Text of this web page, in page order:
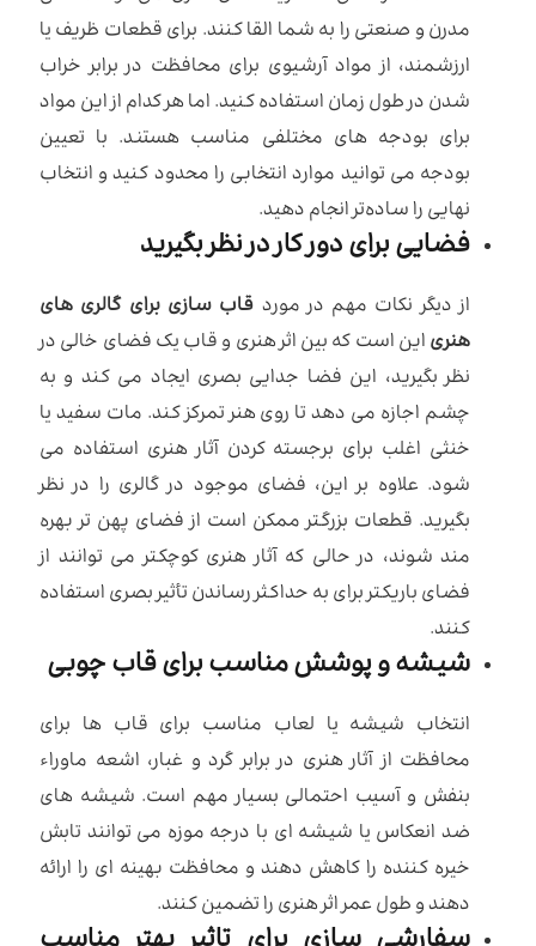
مدرن و صنعتی را به شما القا کنند. برای قطعات ظریف یا
ارزشمند، از مواد آرشیوی برای محافظت در برابر خراب
شدن در طول زمان استفاده کنید. اما هر کدام از این مواد
برای بودجه های مختلفی مناسب هستند. با تعیین
بودجه می توانید موارد انتخابی را محدود کنید و انتخاب
نهایی را ساده‌تر انجام دهید.
فضایی برای دور کار در نظر بگیرید
از دیگر نکات مهم در مورد قاب سازی برای گالری های
هنریاین است که بین اثر هنری و قاب یک فضای خالی در
نظر بگیرید، این فضا جدایی بصری ایجاد می کند و به
چشم اجازه می دهد تا روی هنر تمرکز کند. مات سفید یا
خنثی اغلب برای برجسته کردن آثار هنری استفاده می
شود. علاوه بر این، فضای موجود در گالری را در نظر
بگیرید. قطعات بزرگتر ممکن است از فضای پهن تر بهره
مند شوند، در حالی که آثار هنری کوچکتر می توانند از
فضای باریکتر برای به حداکثر رساندن تأثیر بصری استفاده
کنند.
شیشه و پوشش مناسب برای قاب چوبی
انتخاب شیشه یا لعاب مناسب برای قاب ها برای
محافظت از آثار هنری در برابر گرد و غبار، اشعه ماوراء
بنفش و آسیب احتمالی بسیار مهم است. شیشه های
ضد انعکاس یا شیشه ای با درجه موزه می توانند تابش
خیره کننده را کاهش دهند و محافظت بهینه ای را ارائه
دهند و طول عمر اثر هنری را تضمین کنند.